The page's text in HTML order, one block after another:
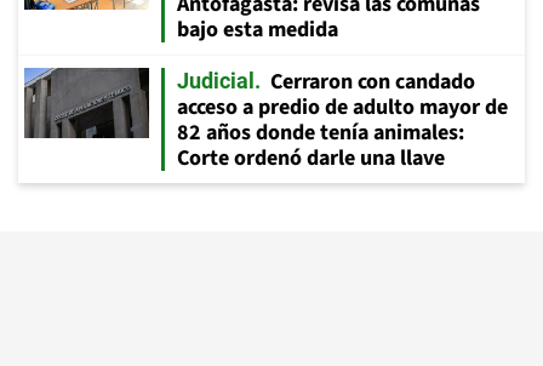
bajo esta medida
Judicial
Cerraron con candado
acceso a predio de adulto mayor de
82 años donde tenía animales:
Corte ordenó darle una llave